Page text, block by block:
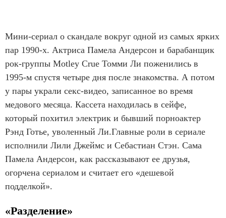
Мини-сериал о скандале вокруг одной из самых ярких
пар 1990-х. Актриса Памела Андерсон и барабанщик
рок-группы Motley Crue Томми Ли поженились в
1995-м спустя четыре дня после знакомства. А потом
у пары украли секс-видео, записанное во время
медового месяца. Кассета находилась в сейфе,
который похитил электрик и бывший порноактер
Рэнд Готье, уволенный Ли.Главные роли в сериале
исполнили Лили Джеймс и Себастиан Стэн. Сама
Памела Андерсон, как рассказывают ее друзья,
огорчена сериалом и считает его «дешевой
подделкой».
«Разделение»